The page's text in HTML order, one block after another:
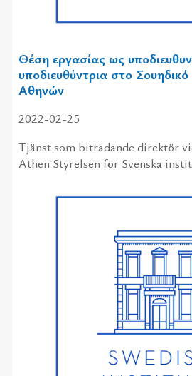
Θέση εργασίας ως
υποδιευθύντρια στο Σουηδικό
Αθηνών
2022-02-25
Tjänst som biträdande direktör
Athen Styrelsen för Svenska